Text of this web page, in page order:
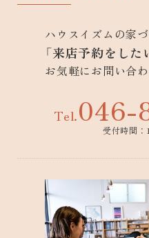
ハウスイズムの家
「来店予約をし
お気軽にお問い合
Tel.046-
受付時間